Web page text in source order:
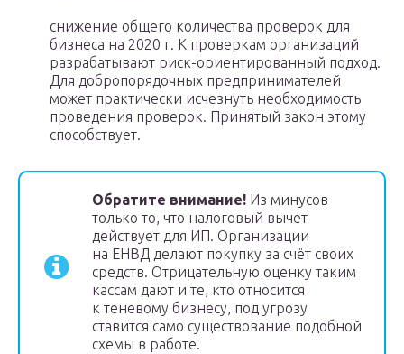
снижение общего количества проверок для
бизнеса на 2020 г. К проверкам организаций
разрабатывают риск-ориентированный подход.
Для добропорядочных предпринимателей
может практически исчезнуть необходимость
проведения проверок. Принятый закон этому
способствует.
Обратите внимание! Из минусов
только то, что налоговый вычет
действует для ИП. Организации
на ЕНВД делают покупку за счёт своих
средств. Отрицательную оценку таким
кассам дают и те, кто относится
к теневому бизнесу, под угрозу
ставится само существование подобной
схемы в работе.